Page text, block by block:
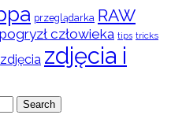
przeglądarka RAW
człowieka tips tricks
zdjęcia zdjęcia i
Search